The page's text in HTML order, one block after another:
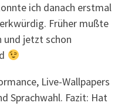
ich danach erstmal
Früher mußte
und jetzt schon
Live-Wallpapers
Sprachwahl. Fazit: Hat